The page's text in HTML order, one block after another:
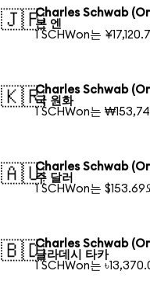
🇯🇵Charles Schwab
본 엔
1 SCHWon는
🇰🇷Charles Schwab
국 원화
1 SCHWon는
🇦🇺Charles Schwab
주 달러
1 SCHWon는 $153.69
🇧🇩Charles Schwab
글라데시 타카
1 SCHWon는